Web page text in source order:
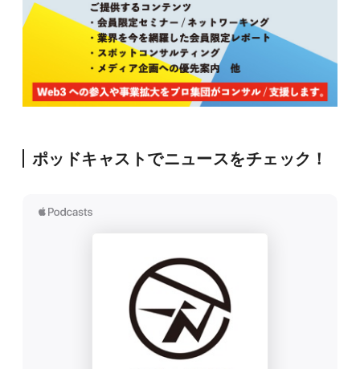
ポッドキャストでニュースをチェック！